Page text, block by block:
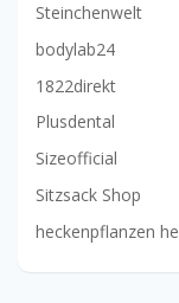
Steinchenwelt
bodylab24
1822direkt
Plusdental
Sizeofficial
Sitzsack Shop
heckenpflanzen